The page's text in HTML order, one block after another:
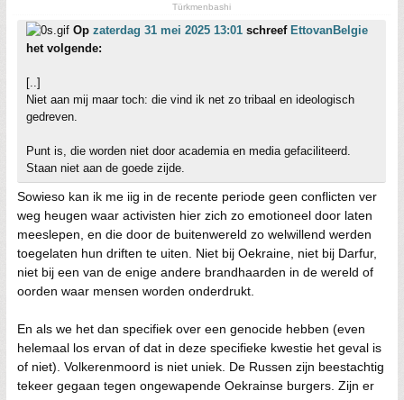
Türkmenbashi
Op zaterdag 31 mei 2025 13:01 schreef EttovanBelgie
het volgende:
[..]
Niet aan mij maar toch: die vind ik net zo tribaal en ideologisch
gedreven.
Punt is, die worden niet door academia en media gefaciliteerd.
Staan niet aan de goede zijde.
Sowieso kan ik me iig in de recente periode geen conflicten ver
weg heugen waar activisten hier zich zo emotioneel door laten
meeslepen, en die door de buitenwereld zo welwillend werden
toegelaten hun driften te uiten. Niet bij Oekraine, niet bij Darfur,
niet bij een van de enige andere brandhaarden in de wereld of
oorden waar mensen worden onderdrukt.
En als we het dan specifiek over een genocide hebben (even
helemaal los ervan of dat in deze specifieke kwestie het geval is
of niet). Volkerenmoord is niet uniek. De Russen zijn beestachtig
tekeer gegaan tegen ongewapende Oekrainse burgers. Zijn er